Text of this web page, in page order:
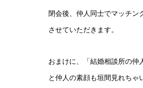
閉会後、仲人同士でマッチン
させていただきます。
おまけに、「結婚相談所の仲
と仲人の素顔も垣間見れちゃ